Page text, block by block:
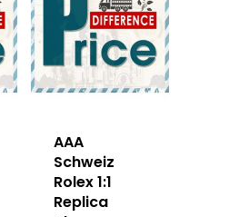
AAA
Schweiz
Rolex 1:1
Replica